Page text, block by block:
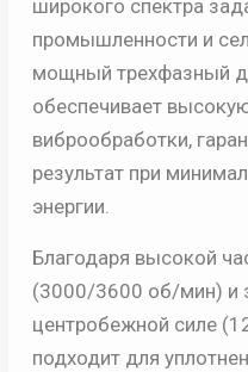
широкого спектра
промышленности и
мощный трехфазный
обеспечивает
виброобработки,
результат при
энергии.
Благодаря высокой
(3000/3600 об/мин) и
центробежной силе
подходит для